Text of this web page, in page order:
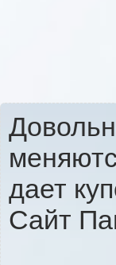
дает
Сайт